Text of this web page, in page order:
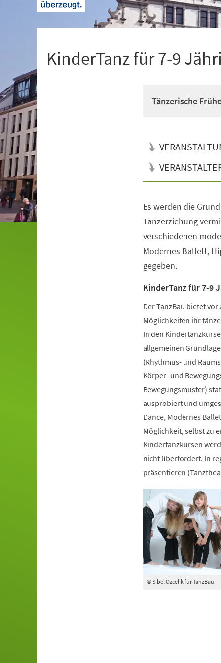
KinderTanz für 7-9
Tänzerische
Es werden die
Tanzerziehung
verschiedenen
Modernes Ballett,
gegeben.
KinderTanz für 7-9
Der TanzBau bietet
Möglichkeiten ihr
In den
allgemeinen
(Rhythmus- und
Körper- und
Bewegungsmuster)
ausprobiert und
Dance, Modernes
Möglichkeit, selbst zu
Kindertanzkursen
nicht überfordert. In
präsentieren
© Sibel Özcelik für TanzBau